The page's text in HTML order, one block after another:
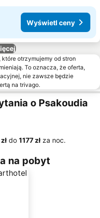
Wyświetl ceny
otrzymujemy od stron
To oznacza, że oferta,
nie zawsze będzie
na trivago.
o Psakoudia
do ‎1177 zł za noc.
na pobyt